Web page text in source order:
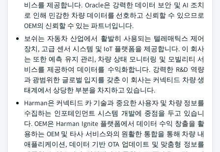
비스를 제공합니다. Oracle은 강력한 데이터 보안 및 AI 조치
로 인해 민감한 차량 데이터를 선호하고 신뢰할 수 있으므로
OEM의 신뢰할 수 있는 파트너입니다.
보쉬는 자동차 산업에서 활발히 사용되는 텔레매틱스 제어
장치, 고급 센서 시스템 및 IoT 플랫폼을 제공합니다. 이 회사
는 또한 예측 유지 관리, 차량 상태 모니터링 및 모빌리티 서
비스를 제공하여 데이터를 수익화합니다. 강력한 R&D 역량
과 광범위한 글로벌 입지를 갖춘 이 회사는 커넥티드 차량 생
태계에서 상당한 부분을 차지하고 있습니다.
Harman은 커넥티드 카 기술과 중요한 사용자 및 차량 정보를
수집하는 인포테인먼트 시스템 개발에 중점을 두고 있습니
다. OEM은 Harman Ignite 플랫폼에서 데이터 수익 창출을 활
용하는 OEM 및 타사 서비스와의 원활한 통합을 통해 차량 내
애플리케이션, 데이터 기반 OTA 업데이트 및 맞춤형 정보를